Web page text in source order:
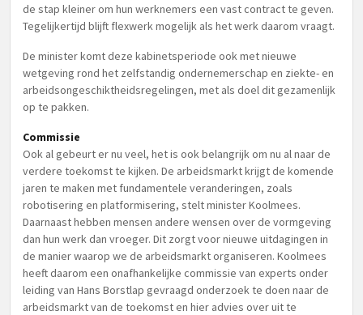
de stap kleiner om hun werknemers een vast contract te geven.
Tegelijkertijd blijft flexwerk mogelijk als het werk daarom vraagt.
De minister komt deze kabinetsperiode ook met nieuwe
wetgeving rond het zelfstandig ondernemerschap en ziekte- en
arbeidsongeschiktheidsregelingen, met als doel dit gezamenlijk
op te pakken.
Commissie
Ook al gebeurt er nu veel, het is ook belangrijk om nu al naar de
verdere toekomst te kijken. De arbeidsmarkt krijgt de komende
jaren te maken met fundamentele veranderingen, zoals
robotisering en platformisering, stelt minister Koolmees.
Daarnaast hebben mensen andere wensen over de vormgeving
dan hun werk dan vroeger. Dit zorgt voor nieuwe uitdagingen in
de manier waarop we de arbeidsmarkt organiseren. Koolmees
heeft daarom een onafhankelijke commissie van experts onder
leiding van Hans Borstlap gevraagd onderzoek te doen naar de
arbeidsmarkt van de toekomst en hier advies over uit te